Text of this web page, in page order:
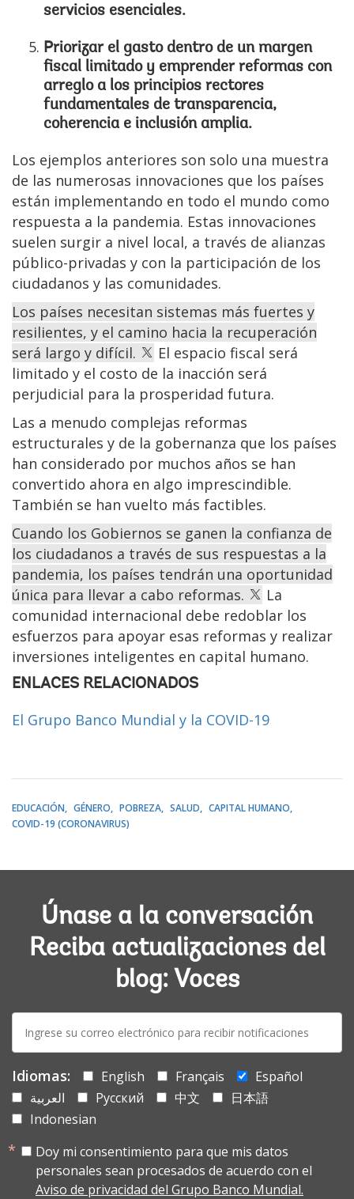
servicios esenciales.
Priorizar el gasto dentro de un margen
fiscal limitado y emprender reformas con
arreglo a los principios rectores
fundamentales de transparencia,
coherencia e inclusión amplia.
Los ejemplos anteriores son solo una muestra
de las numerosas innovaciones que los países
están implementando en todo el mundo como
respuesta a la pandemia. Estas innovaciones
suelen surgir a nivel local, a través de alianzas
público-privadas y con la participación de los
ciudadanos y las comunidades.
Los países necesitan sistemas más fuertes y
resilientes, y el camino hacia la recuperación
será largo y difícil.
El espacio fiscal será
limitado y el costo de la inacción será
perjudicial para la prosperidad futura.
Las a menudo complejas reformas
estructurales y de la gobernanza que los países
han considerado por muchos años se han
convertido ahora en algo imprescindible.
También se han vuelto más factibles.
Cuando los Gobiernos se ganen la confianza de
los ciudadanos a través de sus respuestas a la
pandemia, los países tendrán una oportunidad
única para llevar a cabo reformas.
La
comunidad internacional debe redoblar los
esfuerzos para apoyar esas reformas y realizar
inversiones inteligentes en capital humano.
ENLACES RELACIONADOS
El Grupo Banco Mundial y la COVID-19
EDUCACIÓN GÉNERO POBREZA SALUD
CAPITAL HUMANO
COVID-19 (CORONAVIRUS)
Únase a la conversación
Reciba actualizaciones del
blog: Voces
mail:
Idiomas: English Français
Español
العربية
Русский 中文
日本語
Indonesian
Doy mi consentimiento para que mis datos
personales sean procesados de acuerdo con el
Aviso de privacidad del Grupo Banco Mundial.